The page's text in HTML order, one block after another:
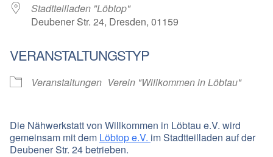
Stadtteilladen "Löbtop"
Deubener Str. 24, Dresden, 01159
VERANSTALTUNGSTYP
Veranstaltungen Verein "Willkommen in Löbtau"
Die Nähwerkstattvon Willkommen in Löbtau e.V. wird
gemeinsam mit dem Löbtop e.V. im Stadtteilladen auf der
Deubener Str. 24 betrieben.